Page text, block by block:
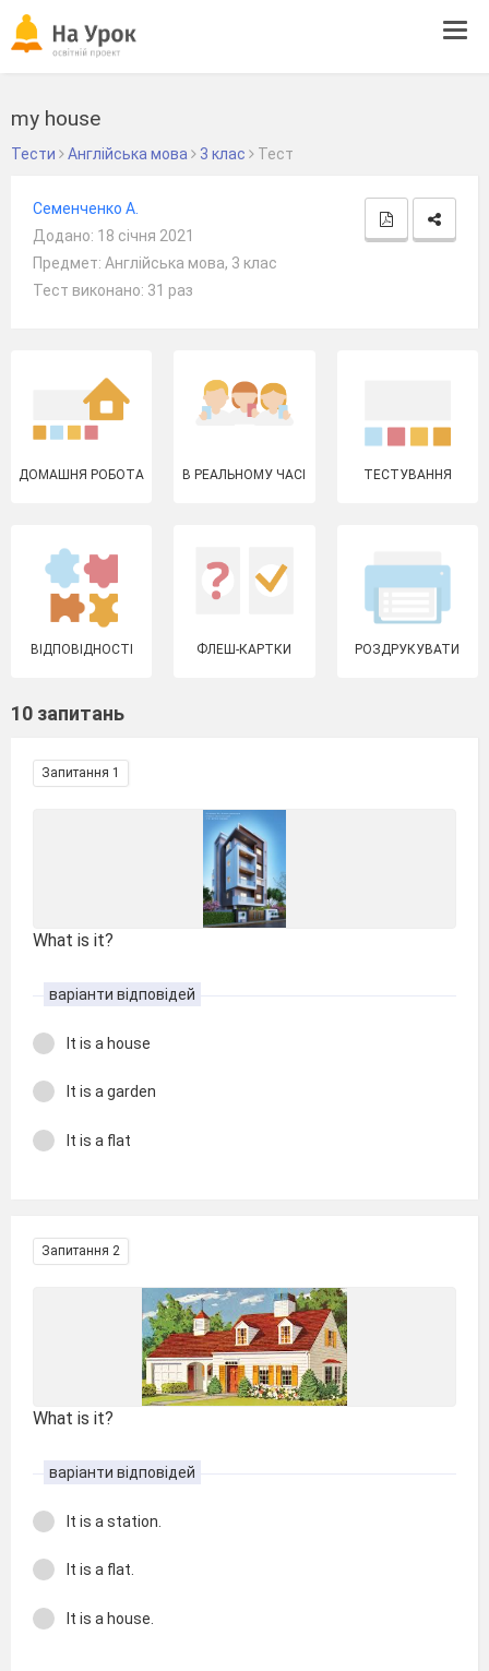
my house
Тести Англійська мова 3 клас Тест
Семенченко А.
Додано: 18 січня 2021
Предмет: Англійська мова, 3 клас
Тест виконано: 31 раз
ДОМАШНЯ РОБОТА В РЕАЛЬНОМУ ЧАСІ ТЕСТУВАННЯ
ВІДПОВІДНОСТІ ФЛЕШ-КАРТКИ РОЗДРУКУВАТИ
10 запитань
Запитання 1
What is it?
варіанти відповідей
It is a house
It is a garden
It is a flat
Запитання 2
What is it?
варіанти відповідей
It is a station.
It is a flat.
It is a house.